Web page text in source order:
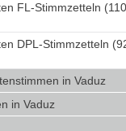
FL-Stimmzetteln
DPL-Stimmzetteln
in Vaduz
in Vaduz